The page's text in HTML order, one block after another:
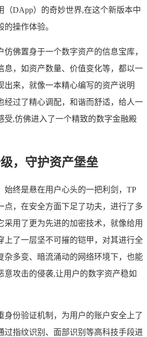
（DApp）的奇妙世界,在这个新版本中
操作体验。
仿佛置身于一个数字资产的信息宝库，
息，如资产数量、价值变化等，都以一
出来，就像一本精心编写的资产说明
经过了精心调配，和谐而舒适，给人一
受,仿佛进入了一个精致的数字金融殿
，守护资产堡垒
始终是悬在用户心头的一把利剑，TP
点，在安全方面下足了功夫，进行了多
采用了更为先进的加密技术，就像给用
上了一层坚不可摧的铠甲，对其进行全
杂多变、暗流涌动的网络环境下，也能
意攻击的侵袭,让用户的数字资产稳如
身份验证机制，为用户的账户安全上了
过指纹识别、面部识别等高科技手段进